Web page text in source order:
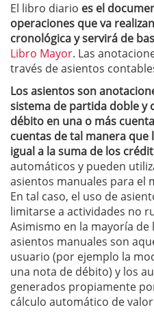
El libro diario es el
operaciones que va
cronológica y servirá de
Libro Mayor. Las
través de asientos
Los asientos son
sistema de partida doble y
débito en una o más
cuentas de tal manera que
igual a la suma de los
automáticos y pueden
asientos manuales para el
En tal caso, el uso de
limitarse a actividades no
Asimismo en la mayoría
asientos manuales son
usuario (por ejemplo la
una nota de débito) y los
generados propiamente
cálculo automático de